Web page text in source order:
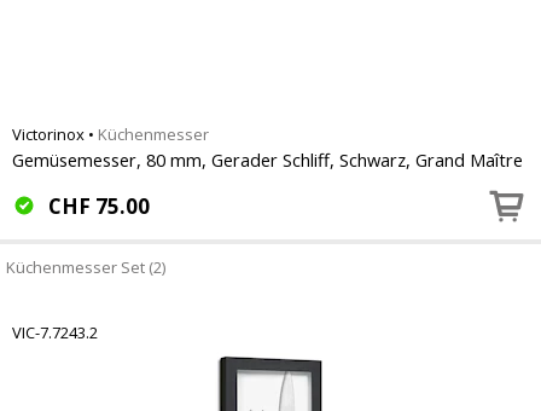
Victorinox • Küchenmesser
Gemüsemesser, 80 mm, Gerader Schliff, Schwarz, Grand Maître
CHF 75.00
Küchenmesser Set (2)
VIC-7.7243.2